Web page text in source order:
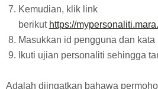
Kemudian, klik link
berikut https://
Masukkan id pengguna dan
Ikuti ujian personaliti sehingga
Adalah diingatkan bahawa